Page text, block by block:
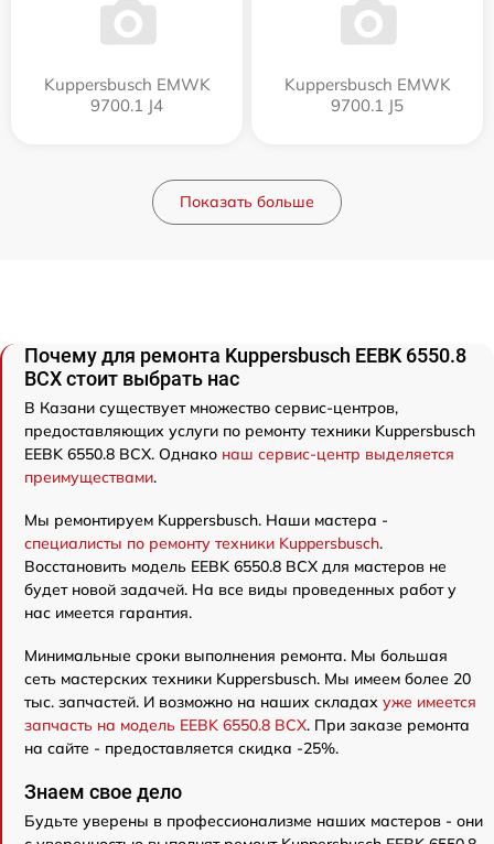
Kuppersbusch EMWK
9700.1 J4
Kuppersbusch EMWK
9700.1 J5
Показать больше
Почему для ремонта Kuppersbusch EEBK 6550.8
BCX стоит выбрать нас
В Казани существует множество сервис-центров,
предоставляющих услуги по ремонту техники Kuppersbusch
EEBK 6550.8 BCX. Однако наш сервис-центр выделяется
преимуществами.
Мы ремонтируем Kuppersbusch. Наши мастера -
специалисты по ремонту техники Kuppersbusch.
Восстановить модель EEBK 6550.8 BCX для мастеров не
будет новой задачей. На все виды проведенных работ у
нас имеется гарантия.
Минимальные сроки выполнения ремонта. Мы большая
сеть мастерских техники Kuppersbusch. Мы имеем более 20
тыс. запчастей. И возможно на наших складах уже имеется
запчасть на модель EEBK 6550.8 BCX. При заказе ремонта
на сайте - предоставляется скидка -25%.
Знаем свое дело
Будьте уверены в профессионализме наших мастеров - они